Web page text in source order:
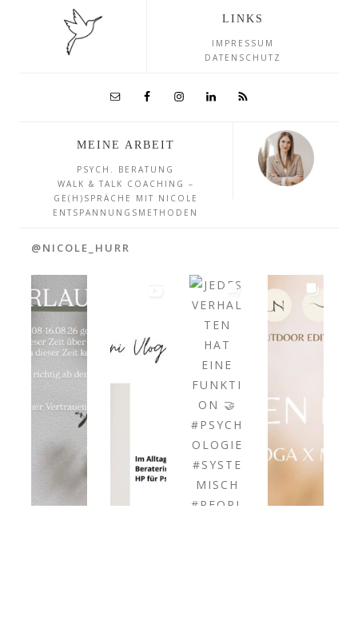
LINKS
IMPRESSUM
DATENSCHUTZ
MEINE ARBEIT
PSYCH. BERATUNG
WALK & TALK COACHING –
GE(H)SPRÄCHE MIT NICOLE
ENTSPANNUNGSMETHODEN
@NICOLE_HURR